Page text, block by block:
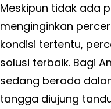
Meskipun tidak ada
menginginkan
kondisi tertentu,
solusi terbaik. Bagi
sedang berada
tangga diujung